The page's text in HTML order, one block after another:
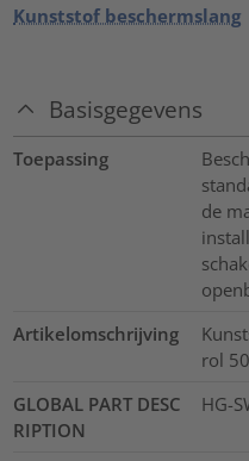
Kunststof beschermslang
Basisgegevens
Toepassing
de
Artikelomschrijving
rol
GLOBAL PART DESC
RIPTION
HG-